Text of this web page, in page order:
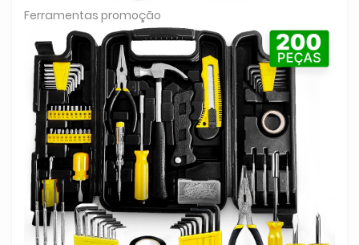
Ferramentas promoção